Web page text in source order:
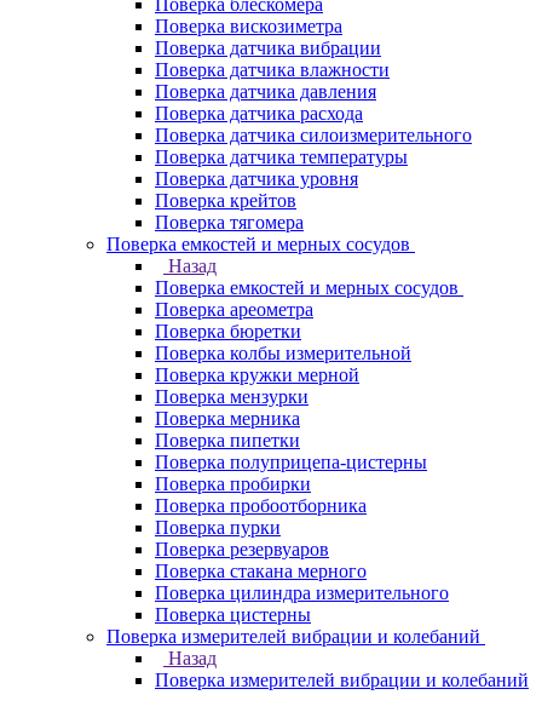
Поверка блескомера
Поверка вискозиметра
Поверка датчика вибрации
Поверка датчика влажности
Поверка датчика давления
Поверка датчика расхода
Поверка датчика силоизмерительного
Поверка датчика температуры
Поверка датчика уровня
Поверка крейтов
Поверка тягомера
Поверка емкостей и мерных сосудов
Назад
Поверка емкостей и мерных сосудов
Поверка ареометра
Поверка бюретки
Поверка колбы измерительной
Поверка кружки мерной
Поверка мензурки
Поверка мерника
Поверка пипетки
Поверка полуприцепа-цистерны
Поверка пробирки
Поверка пробоотборника
Поверка пурки
Поверка резервуаров
Поверка стакана мерного
Поверка цилиндра измерительного
Поверка цистерны
Поверка измерителей вибрации и колебаний
Назад
Поверка измерителей вибрации и колебаний